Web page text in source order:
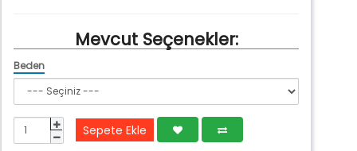
Mevcut Seçenekler:
Beden
Sepete Ekle